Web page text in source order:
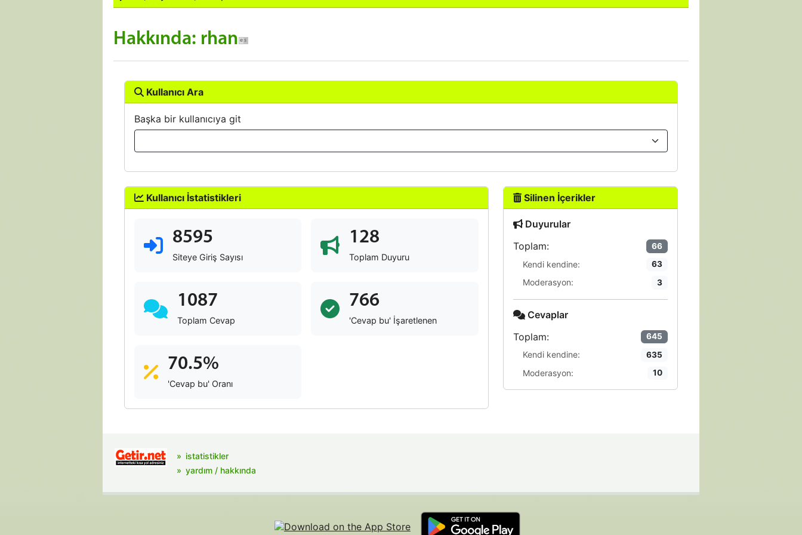
Hakkında: rhan
Kullanıcı Ara
Başka bir kullanıcıya git
Kullanıcı İstatistikleri
8595
Siteye Giriş Sayısı
128
Toplam Duyuru
1087
Toplam Cevap
766
'Cevap bu' İşaretlenen
70.5%
'Cevap bu' Oranı
Silinen İçerikler
Duyurular
Toplam:
66
Kendi kendine: 63
Moderasyon: 3
Cevaplar
Toplam:
645
Kendi kendine: 635
Moderasyon: 10
istatistikler
yardım / hakkında